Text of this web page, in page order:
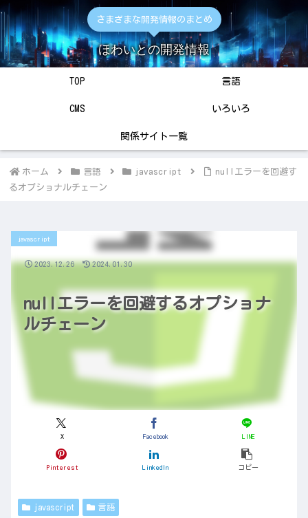
さまざまな開発情報のまとめ
ほわいとの開発情報
TOP 言語
CMS いろいろ
関係サイト一覧
ホーム 言語 javascript
nullエラーを回避す
るオプショナルチェーン
nullエラーを回避するオプショナ
ルチェーン
javascript
X Facebook LINE
Pinterest LinkedIn コピー
2023.12.26 2024.01.30
javascript 言語